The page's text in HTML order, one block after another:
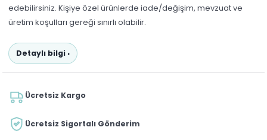
edebilirsiniz. Kişiye özel ürünlerde iade/değişim, mevzuat ve
üretim koşulları gereği sınırlı olabilir.
Detaylı bilgi ›
Ücretsiz Kargo
Ücretsiz Sigortalı Gönderim